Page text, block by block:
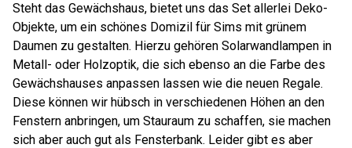
Steht das Gewächshaus, bietet uns das Set allerlei Deko-
Objekte, um ein schönes Domizil für Sims mit grünem
Daumen zu gestalten. Hierzu gehören Solarwandlampen in
Metall- oder Holzoptik, die sich ebenso an die Farbe des
Gewächshauses anpassen lassen wie die neuen Regale.
Diese können wir hübsch in verschiedenen Höhen an den
Fenstern anbringen, um Stauraum zu schaffen, sie machen
sich aber auch gut als Fensterbank. Leider gibt es aber